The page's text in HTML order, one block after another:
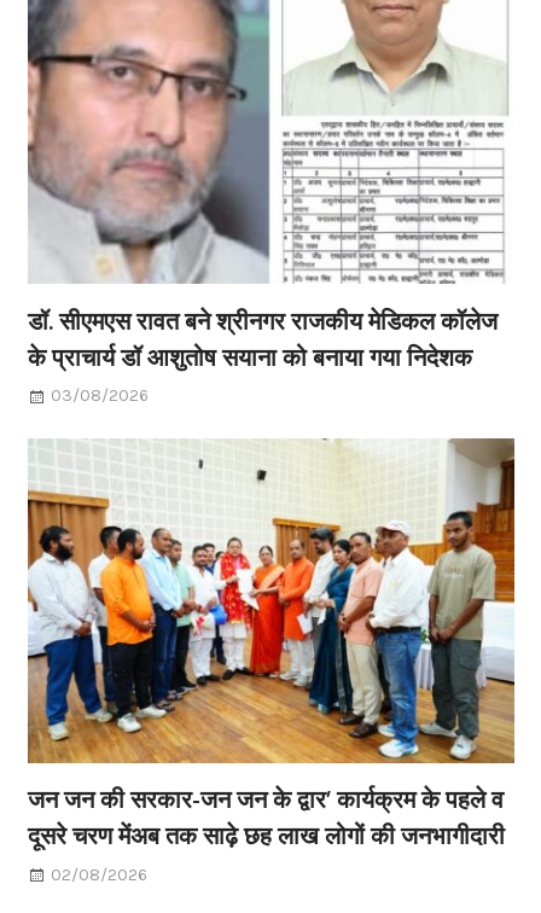
डॉ. सीएमएस रावत बने श्रीनगर राजकीय मेडिकल कॉलेज
के प्राचार्य डॉ आशुतोष सयाना को बनाया गया निदेशक
03/08/2026
जन जन की सरकार-जन जन के द्वार’ कार्यक्रम के पहले व
दूसरे चरण मेंअब तक साढ़े छह लाख लोगों की जनभागीदारी
02/08/2026